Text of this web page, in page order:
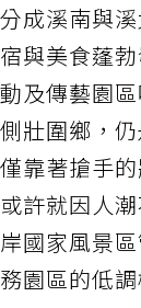
成溪南與
與美食蓬
及傳藝園
壯圍鄉，
靠著搶手
許就因人
國家風景
園區的低調